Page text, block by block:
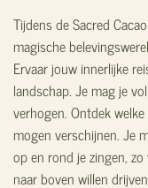
Tijdens de Sacred
magische
Ervaar jouw innerlijke
landschap. Je mag je
verhogen. Ontdek
mogen verschijnen. Je
op en rond je zingen,
naar boven willen